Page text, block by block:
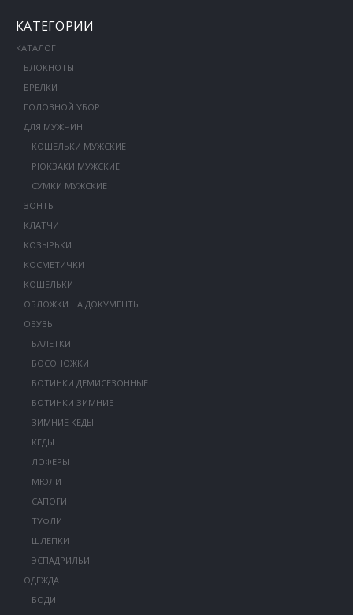
КАТЕГОРИИ
КАТАЛОГ
БЛОКНОТЫ
БРЕЛКИ
ГОЛОВНОЙ УБОР
ДЛЯ МУЖЧИН
КОШЕЛЬКИ МУЖСКИЕ
РЮКЗАКИ МУЖСКИЕ
СУМКИ МУЖСКИЕ
ЗОНТЫ
КЛАТЧИ
КОЗЫРЬКИ
КОСМЕТИЧКИ
КОШЕЛЬКИ
ОБЛОЖКИ НА ДОКУМЕНТЫ
ОБУВЬ
БАЛЕТКИ
БОСОНОЖКИ
БОТИНКИ ДЕМИСЕЗОННЫЕ
БОТИНКИ ЗИМНИЕ
ЗИМНИЕ КЕДЫ
КЕДЫ
ЛОФЕРЫ
МЮЛИ
САПОГИ
ТУФЛИ
ШЛЕПКИ
ЭСПАДРИЛЬИ
ОДЕЖДА
БОДИ